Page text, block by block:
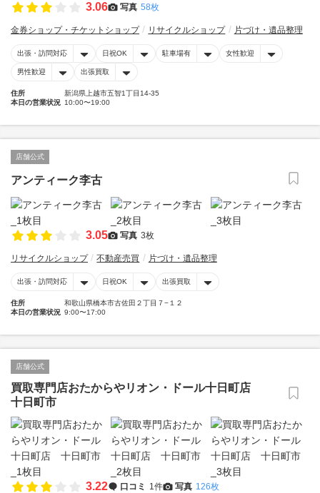
3.06 写真 58枚
金券ショップ・チケットショップ リサイクルショップ 片づけ・遺品整理
出張・訪問対応 日祝OK 駐車場有 女性歓迎
男性歓迎 出張買取
住所
新潟県上越市五智1丁目14-35
本日の営業状況 10:00〜19:00
店舗公式
アンティーク李古
3.05 写真 3枚
リサイクルショップ 不動産売買 片づけ・遺品整理
出張・訪問対応 日祝OK 出張買取
住所
和歌山県橋本市古佐田２丁目７−１２
本日の営業状況 9:00〜17:00
店舗公式
買取専門店おたからやリオン・ドール十日町店
十日町市
3.22 口コミ 1件 写真 126枚